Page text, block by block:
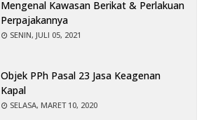
Mengenal Kawasan Berikat & Perlakuan
Perpajakannya
SENIN, JULI 05, 2021
Objek PPh Pasal 23 Jasa Keagenan
Kapal
SELASA, MARET 10, 2020